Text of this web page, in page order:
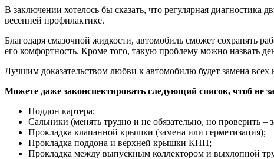
В заключении хотелось бы сказать, что регулярная диагностика
весенней профилактике.
Благодаря смазочной жидкости, автомобиль сможет сохранять
его комфортность. Кроме того, такую проблему можно назвать
Лучшим доказательством любви к автомобилю будет замена
Можете даже законспектировать следующий список, чтоб не
Поддон картера;
Сальники (менять трудно и не обязательно, но проверить –
Прокладка клапанной крышки (замена или герметизация);
Прокладка поддона и верхней крышки КПП;
Прокладка между выпускным коллектором и выхлопной